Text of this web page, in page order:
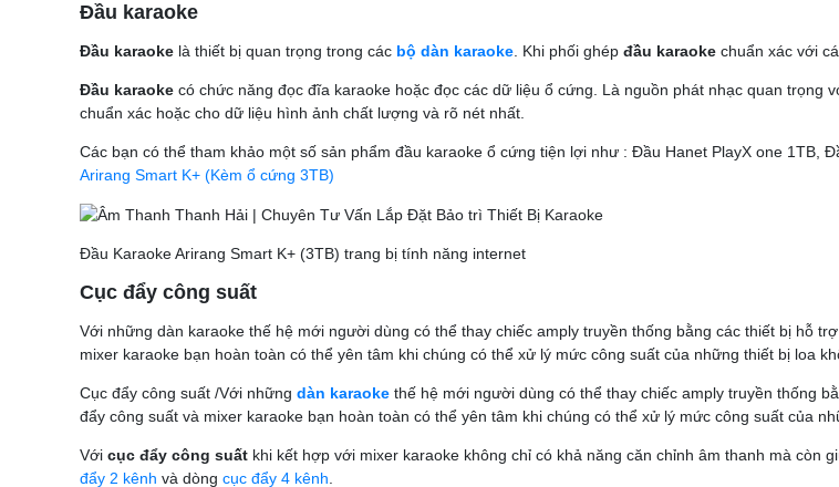
Đầu karaoke
Đầu karaoke là thiết bị quan trọng trong các bộ dàn karaoke . Khi phối ghép đầu karaoke chuẩn xác với
Đầu karaoke có chức năng đọc đĩa karaoke hoặc đọc các dữ liệu ổ cứng. Là nguồn phát nhạc quan trọng
chuẩn xác hoặc cho dữ liệu hình ảnh chất lượng và rõ nét nhất.
Các bạn có thể tham khảo một số sản phẩm đầu karaoke ổ cứng tiện lợi như : Đầu Hanet PlayX one 1TB,
Arirang Smart K+ (Kèm ổ cứng 3TB)
Đầu Karaoke Arirang Smart K+ (3TB) trang bị tính năng internet
Cục đẩy công suất
Với những dàn karaoke thế hệ mới người dùng có thể thay chiếc amply truyền thống bằng các thiết bị hỗ
mixer karaoke bạn hoàn toàn có thể yên tâm khi chúng có thể xử lý mức công suất của những thiết bị loa
Cục đẩy công suất /Với những dàn karaoke thế hệ mới người dùng có thể thay chiếc amply truyền thống
đẩy công suất và mixer karaoke bạn hoàn toàn có thể yên tâm khi chúng có thể xử lý mức công suất của
Với cục đẩy công suất khi kết hợp với mixer karaoke không chỉ có khả năng căn chỉnh âm thanh mà
đẩy 2 kênh và dòng cục đẩy 4 kênh